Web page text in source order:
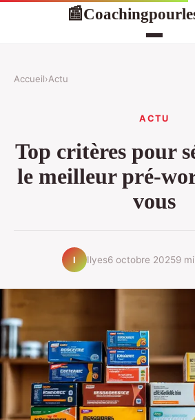
📰
Accueil›Actu
ACTU
Top critères pour
le meilleur pré-
vous
I Ilyes6 octobre 20259